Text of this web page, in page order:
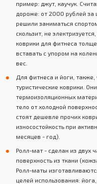
пример: джут, каучук.
дороже: от 2000 рублей за
решили заниматься
скользит, не
коврики для фитнеса
вставать с упором на
вес.
Для фитнеса и йоги,
туристические коврики.
термоизоляционных
тело от холодной
стоят дешевле прочих
износостойкость при
месяцев - год).
Ролл-мат - сделан из двух
поверхность из ткани
Ролл-маты
целей использования: